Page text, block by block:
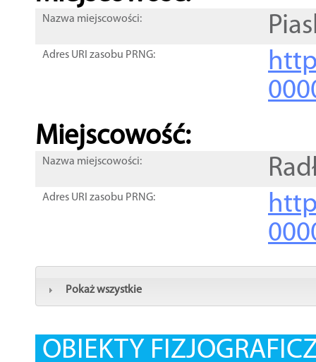
Nazwa miejscowości:
Adres URI zasobu PRNG:
Miejscowość:
Nazwa miejscowości:
Adres URI zasobu PRNG:
Pokaż wszystkie
OBIEKTY